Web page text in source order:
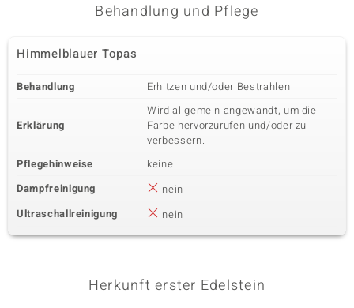
Behandlung und Pflege
Himmelblauer Topas
Behandlung Erhitzen und/oder Bestrahlen
Erklärung
Wird allgemein angewandt, um die
Farbe hervorzurufen und/oder zu
verbessern.
Pflegehinweise
keine
Dampfreinigung
nein
Ultraschallreinigung
nein
Herkunft erster Edelstein